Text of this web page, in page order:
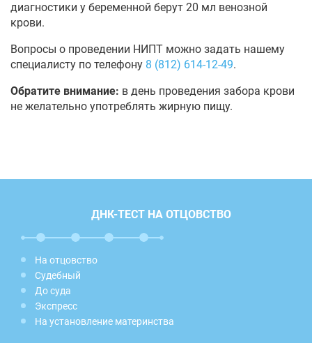
диагностики у беременной берут 20 мл венозной
крови.
Вопросы о проведении НИПТ можно задать нашему
специалисту по телефону 8 (812) 614-12-49.
Обратите внимание: в день проведения забора крови
не желательно употреблять жирную пищу.
ДНК-ТЕСТ НА ОТЦОВСТВО
На отцовство
Судебный
До суда
Экспресс
На установление материнства